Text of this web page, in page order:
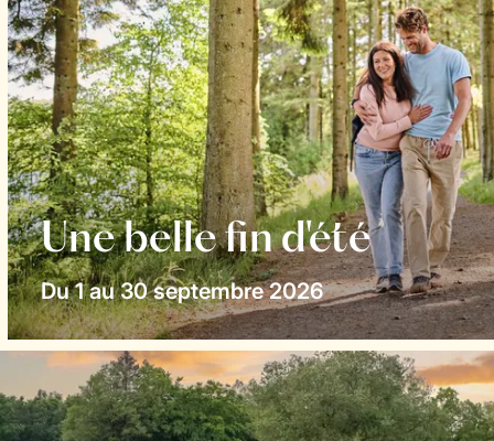
Une belle fin d'été
Du 1 au 30 septembre 2026